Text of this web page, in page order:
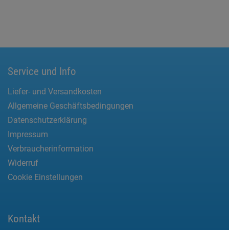
Service und Info
Liefer- und Versandkosten
Allgemeine Geschäftsbedingungen
Datenschutzerklärung
Impressum
Verbraucherinformation
Widerruf
Cookie Einstellungen
Kontakt